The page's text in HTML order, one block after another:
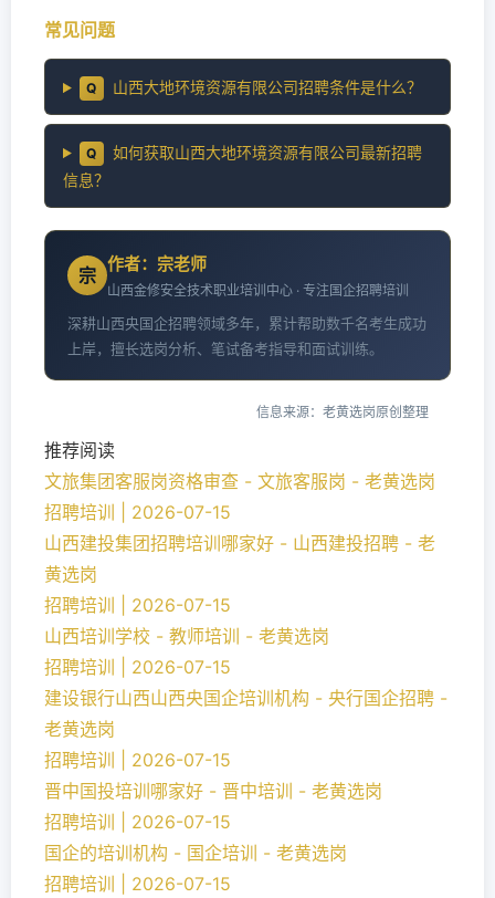
常见问题
Q 山西大地环境资源有限公司招聘条件是什么？
Q
如何获取山西大地环境资源有限公司最新招聘
信息？
宗
作者：宗老师
山西金修安全技术职业培训中心 · 专注国企招聘培训
深耕山西央国企招聘领域多年，累计帮助数千名考生成功
上岸，擅长选岗分析、笔试备考指导和面试训练。
信息来源：老黄选岗原创整理
推荐阅读
文旅集团客服岗资格审查 - 文旅客服岗 - 老黄选岗
招聘培训 | 2026-07-15
山西建投集团招聘培训哪家好 - 山西建投招聘 - 老
黄选岗
招聘培训 | 2026-07-15
山西培训学校 - 教师培训 - 老黄选岗
招聘培训 | 2026-07-15
建设银行山西山西央国企培训机构 - 央行国企招聘 -
老黄选岗
招聘培训 | 2026-07-15
晋中国投培训哪家好 - 晋中培训 - 老黄选岗
招聘培训 | 2026-07-15
国企的培训机构 - 国企培训 - 老黄选岗
招聘培训 | 2026-07-15